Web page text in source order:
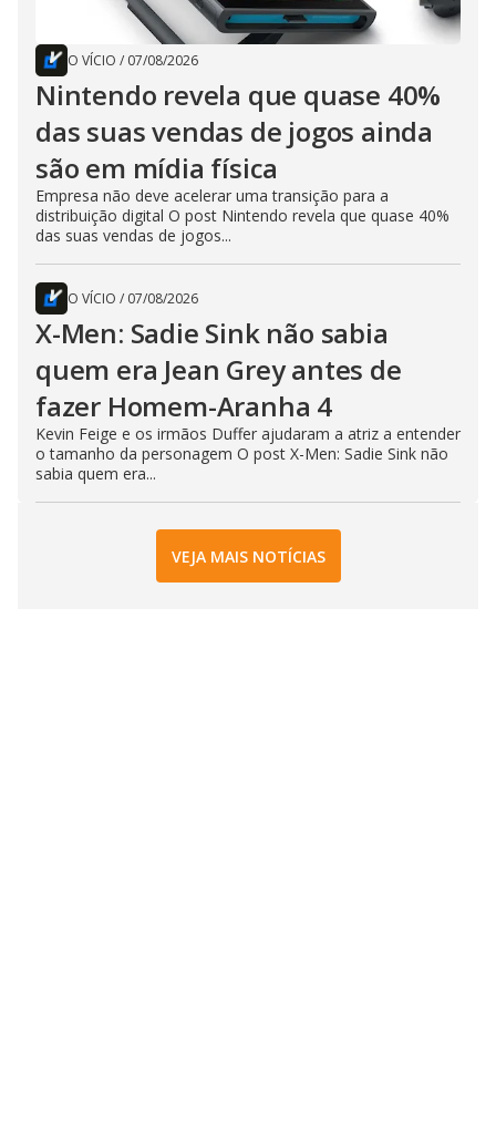
O VÍCIO / 07/08/2026
Nintendo revela que quase 40%
das suas vendas de jogos ainda
são em mídia física
Empresa não deve acelerar uma transição para a
distribuição digital O post Nintendo revela que quase 40%
das suas vendas de jogos...
O VÍCIO / 07/08/2026
X-Men: Sadie Sink não sabia
quem era Jean Grey antes de
fazer Homem-Aranha 4
Kevin Feige e os irmãos Duffer ajudaram a atriz a entender
o tamanho da personagem O post X-Men: Sadie Sink não
sabia quem era...
VEJA MAIS NOTÍCIAS